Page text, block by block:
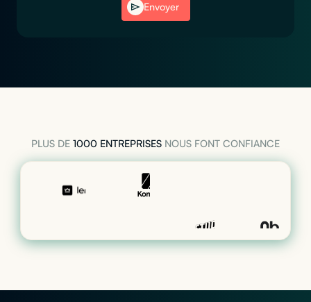
Envoyer
PLUS DE 1000 ENTREPRISES NOUS FONT CONFIANCE